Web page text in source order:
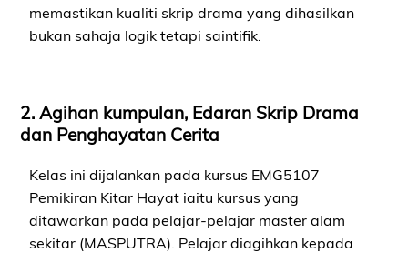
memastikan kualiti skrip drama yang dihasilkan
bukan sahaja logik tetapi saintifik.
2. Agihan kumpulan, Edaran Skrip Drama
dan Penghayatan Cerita
Kelas ini dijalankan pada kursus EMG5107
Pemikiran Kitar Hayat iaitu kursus yang
ditawarkan pada pelajar-pelajar master alam
sekitar (MASPUTRA). Pelajar diagihkan kepada